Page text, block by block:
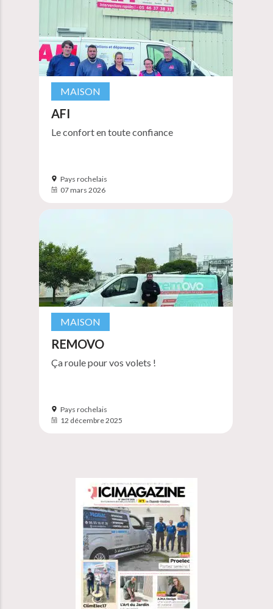
MAISON
AFI
Le confort en toute confiance
Pays rochelais
07 mars 2026
MAISON
REMOVO
Ça roule pour vos volets !
Pays rochelais
12 décembre 2025